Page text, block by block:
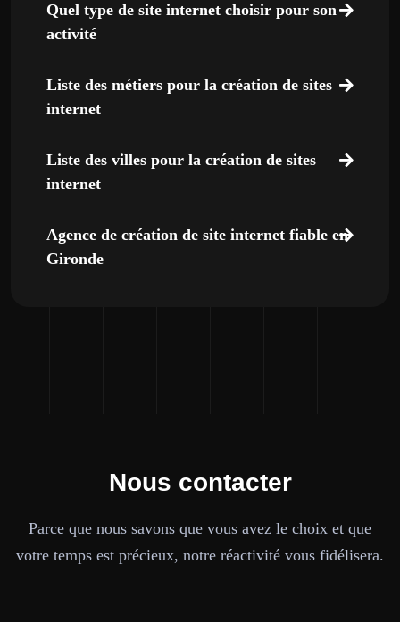
Quel type de site internet choisir pour son
activité
Liste des métiers pour la création de sites
internet
Liste des villes pour la création de sites
internet
Agence de création de site internet fiable en
Gironde
Nous contacter
Parce que nous savons que vous avez le choix et que
votre temps est précieux, notre réactivité vous fidélisera.